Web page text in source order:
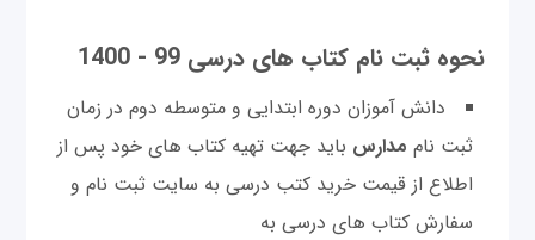
نحوه ثبت نام کتاب های درسی 99 - 1400
دانش آموزان دوره ابتدایی و متوسطه دوم در زمان
ثبت نام مدارس باید جهت تهیه کتاب های خود پس از
اطلاع از قیمت خرید کتب درسی به سایت ثبت نام و
سفارش کتاب های درسی به